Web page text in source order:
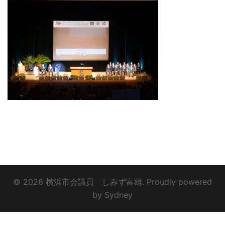
© 2026 横浜市会議員 しみず富雄. Proudly powered
by Sydney